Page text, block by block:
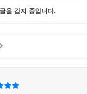
을 감지 중입니다.